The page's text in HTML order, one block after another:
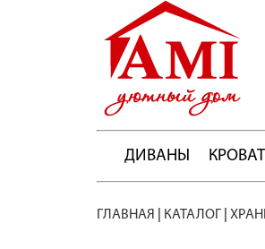
ДИВАНЫ
ГЛАВНАЯ КАТАЛОГ